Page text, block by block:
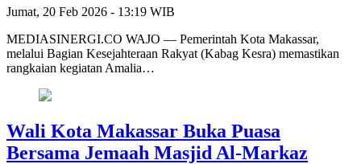
Jumat, 20 Feb 2026 - 13:19 WIB
MEDIASINERGI.CO WAJO — Pemerintah Kota Makassar,
melalui Bagian Kesejahteraan Rakyat (Kabag Kesra) memastikan
rangkaian kegiatan Amalia…
Wali Kota Makassar Buka Puasa
Bersama Jemaah Masjid Al-Markaz